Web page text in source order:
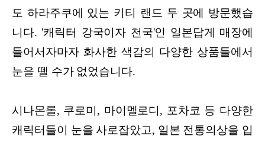
도 하라주쿠에 있는 키티 랜드 두 곳에 방문했습
니다. '캐릭터 강국이자 천국'인 일본답게 매장에
들어서자마자 화사한 색감의 다양한 상품들에서
눈을 뗄 수가 없었습니다.
시나몬롤, 쿠로미, 마이멜로디, 포차코 등 다양한
캐릭터들이 눈을 사로잡았고, 일본 전통의상을 입